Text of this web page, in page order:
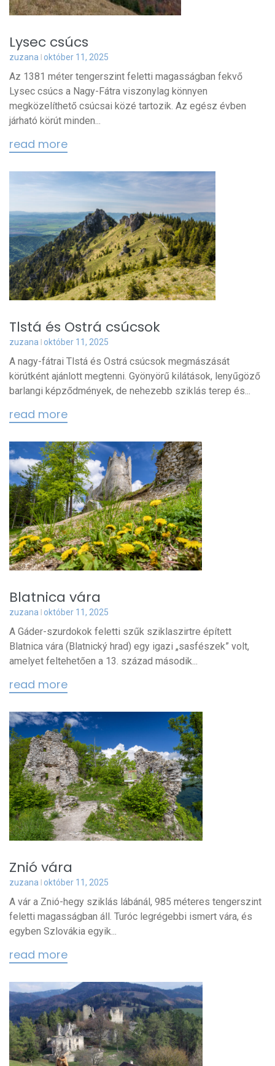
Lysec csúcs
zuzana október 11, 2025
Az 1381 méter tengerszint feletti magasságban fekvő
Lysec csúcs a Nagy-Fátra viszonylag könnyen
megközelíthető csúcsai közé tartozik. Az egész évben
járható körút minden...
read more
Tlstá és Ostrá csúcsok
zuzana október 11, 2025
A nagy-fátrai Tlstá és Ostrá csúcsok megmászását
körútként ajánlott megtenni. Gyönyörű kilátások, lenyűgöző
barlangi képződmények, de nehezebb sziklás terep és...
read more
Blatnica vára
zuzana október 11, 2025
A Gáder-szurdokok feletti szűk sziklaszirtre épített
Blatnica vára (Blatnický hrad) egy igazi „sasfészek” volt,
amelyet feltehetően a 13. század második...
read more
Znió vára
zuzana október 11, 2025
A vár a Znió-hegy sziklás lábánál, 985 méteres tengerszint
feletti magasságban áll. Turóc legrégebbi ismert vára, és
egyben Szlovákia egyik...
read more